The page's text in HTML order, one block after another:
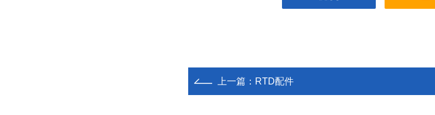
上一篇： RTD配件